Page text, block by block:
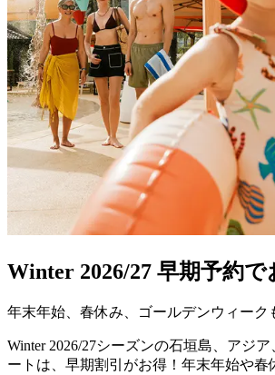
Winter 2026/27 早期予約で
年末年始、春休み、ゴールデンウィーク
Winter 2026/27シーズンの石垣島、アジ
ートは、早期割引がお得！年末年始や春